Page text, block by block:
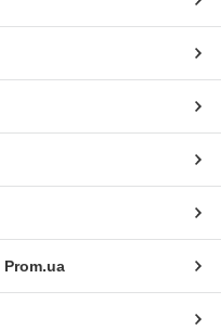
Prom.ua